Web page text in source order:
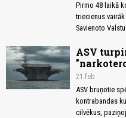
Pirmo 48 laikā
triecienus
Savienoto
ASV
21.feb
ASV bruņotie
kontrabandas
cilvēkus,